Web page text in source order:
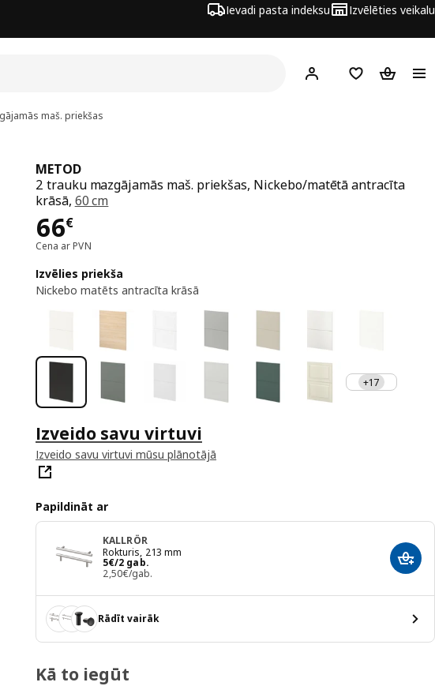
Ievadi pasta indeksu Izvēlēties veikalu
Hej! Pierakstīties
PirkumuPirkumu
maš. priekšas
METOD
2 trauku mazgājamās maš. priekšas, Nickebo/matētā antracīta
krāsā, 60 cm
66€
Cena 66€
Cena ar PVN
Izvēlies priekša
Nickebo matēts antracīta krāsā
+17
Izveido savu virtuvi
Izveido savu virtuvi mūsu plānotājā
Papildināt ar
KALLRÖR
Rokturis, 213 mm
5€/2 gab.
Cena 5€/2 gab.
2,50€/gab.
Rādīt vairāk
Kā to iegūt